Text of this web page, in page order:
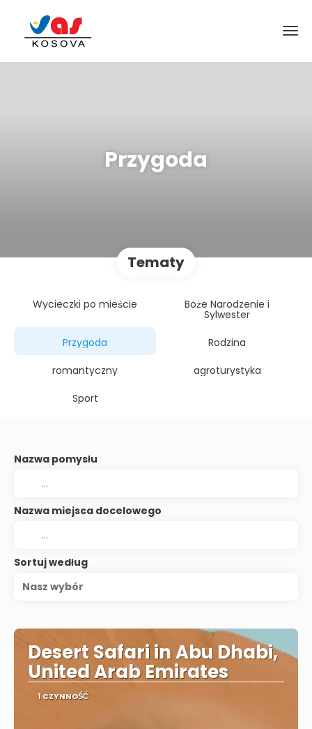
Przygoda
Tematy
Wycieczki po mieście Boże Narodzenie i
Sylwester
Przygoda
Rodzina
romantyczny
agroturystyka
Sport
Nazwa pomysłu
Nazwa miejsca docelowego
Sortuj według
Nasz wybór
Desert Safari in Abu Dhabi,
United Arab Emirates
1 CZYNNOŚĆ